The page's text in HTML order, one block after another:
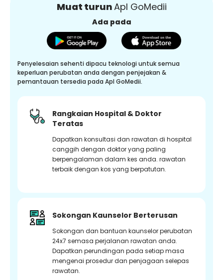
Muat turunApl GoMedii
Ada pada
Penyelesaian sehenti dipacu teknologi untuk semua
keperluan perubatan anda dengan penjejakan &
pemantauan tersedia pada Apl GoMedii.
Rangkaian Hospital & Doktor
Teratas
Dapatkan konsultasi dan rawatan di hospital
canggih dengan doktor yang paling
berpengalaman dalam kes anda. rawatan
terbaik dengan kos yang berpatutan.
Sokongan Kaunselor Berterusan
Sokongan dan bantuan kaunselor perubatan
24x7 semasa perjalanan rawatan anda.
Dapatkan perundingan pada setiap masa
mengenai prosedur dan penjagaan selepas
rawatan.